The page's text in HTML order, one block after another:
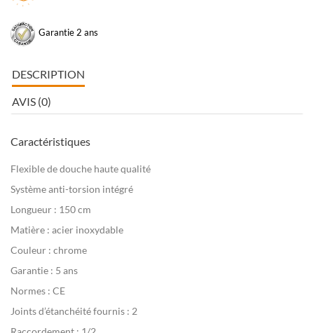
Garantie 2 ans
DESCRIPTION
AVIS (0)
Caractéristiques
Flexible de douche haute qualité
Système anti-torsion intégré
Longueur : 150 cm
Matière : acier inoxydable
Couleur : chrome
Garantie : 5 ans
Normes : CE
Joints d’étanchéité fournis : 2